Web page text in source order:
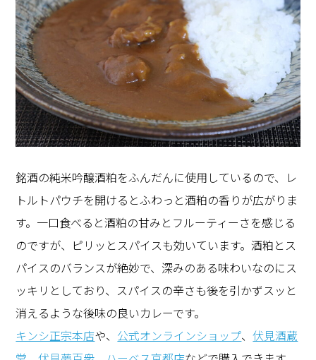
銘酒の純米吟醸酒粕をふんだんに使用しているので、レ
トルトパウチを開けるとふわっと酒粕の香りが広がりま
す。一口食べると酒粕の甘みとフルーティーさを感じる
のですが、ピリッとスパイスも効いています。酒粕とス
パイスのバランスが絶妙で、深みのある味わいなのにス
ッキリとしており、スパイスの辛さも後を引かずスッと
消えるような後味の良いカレーです。
キンシ正宗本店や、 公式オンラインショップ、伏見酒蔵